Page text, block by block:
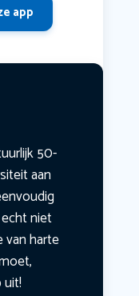
app
50-
aan
niet
van harte